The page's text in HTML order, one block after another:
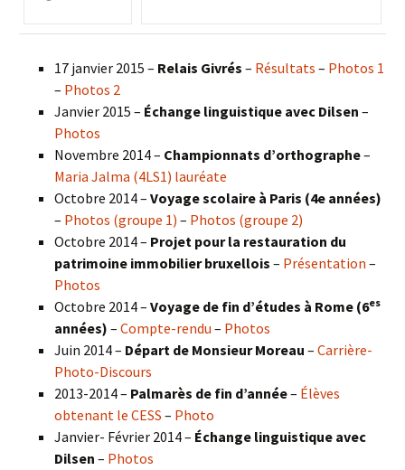
17 janvier 2015 – Relais Givrés – Résultats – Photos 1
– Photos 2
Janvier 2015 – Échange linguistique avec Dilsen –
Photos
Novembre 2014 – Championnats d’orthographe–
Maria Jalma (4LS1) lauréate
Octobre 2014 – Voyage scolaire à Paris (4e années)
– Photos (groupe 1) – Photos (groupe 2)
Octobre 2014 – Projet pour la restauration du
patrimoine immobilier bruxellois – Présentation –
Photos
Octobre 2014 – Voyage de fin d’études à Rome (6es
années) – Compte-rendu – Photos
Juin 2014 – Départ de Monsieur Moreau – Carrière-
Photo-Discours
2013-2014 – Palmarès de fin d’année– Élèves
obtenant le CESS – Photo
Janvier- Février 2014 – Échange linguistique avec
Dilsen – Photos